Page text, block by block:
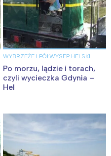
WYBRZEŻE I PÓŁWYSEP HELSKI
Po morzu, lądzie i torach,
czyli wycieczka Gdynia –
Hel
Śląsk
Kraków
Południe
Północ
Wszystkie